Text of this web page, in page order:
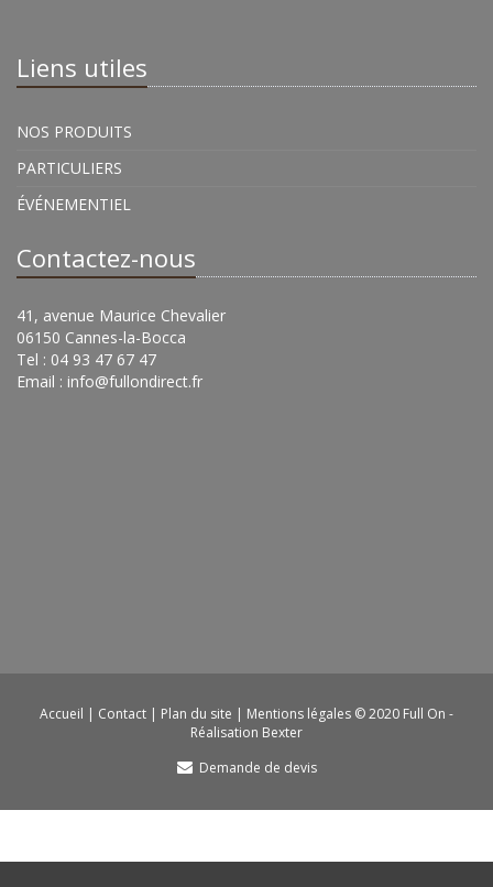
Liens utiles
NOS PRODUITS
PARTICULIERS
ÉVÉNEMENTIEL
Contactez-nous
41, avenue Maurice Chevalier
06150 Cannes-la-Bocca
Tel : 04 93 47 67 47
Email : info@fullondirect.fr
Accueil | Contact | Plan du site | Mentions légales © 2020 Full On -
Réalisation Bexter
Demande de devis